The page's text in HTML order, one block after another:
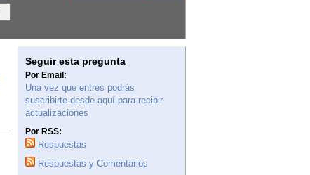
Seguir esta pregunta
Por Email:
Una vez que entres podrás
suscribirte desde aquí para recibir
actualizaciones
Por RSS:
Respuestas
Respuestas y Comentarios